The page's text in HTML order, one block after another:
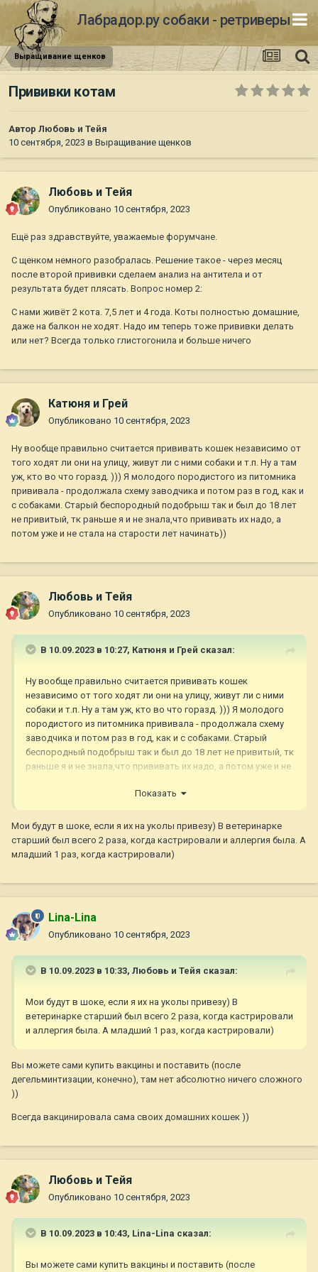
Лабрадор.ру собаки - ретриверы
Выращивание щенков
Прививки котам
Автор Любовь и Тейя
10 сентября, 2023 в Выращивание щенков
Любовь и Тейя
Опубликовано 10 сентября, 2023
Ещё раз здравствуйте, уважаемые форумчане.
С щенком немного разобралась. Решение такое - через месяц
после второй прививки сделаем анализ на антитела и от
результата будет плясать. Вопрос номер 2:
С нами живёт 2 кота. 7,5 лет и 4 года. Коты полностью домашние,
даже на балкон не ходят. Надо им теперь тоже прививки делать
или нет? Всегда только глистогонила и больше ничего
Катюня и Грей
Опубликовано 10 сентября, 2023
Ну вообще правильно считается прививать кошек независимо от
того ходят ли они на улицу, живут ли с ними собаки и т.п. Ну а там
уж, кто во что горазд. ))) Я молодого породистого из питомника
прививала - продолжала схему заводчика и потом раз в год, как и
с собаками. Старый беспородный подобрыш так и был до 18 лет
не привитый, тк раньше я и не знала,что прививать их надо, а
потом уже и не стала на старости лет начинать))
Любовь и Тейя
Опубликовано 10 сентября, 2023
В 10.09.2023 в 10:27, Катюня и Грей сказал:
Ну вообще правильно считается прививать кошек
независимо от того ходят ли они на улицу, живут ли с ними
собаки и т.п. Ну а там уж, кто во что горазд. ))) Я молодого
породистого из питомника прививала - продолжала схему
заводчика и потом раз в год, как и с собаками. Старый
беспородный подобрыш так и был до 18 лет не привитый, тк
раньше я и не знала,что прививать их надо, а потом уже и не
Показать
Мои будут в шоке, если я их на уколы привезу) В ветеринарке
старший был всего 2 раза, когда кастрировали и аллергия была. А
младший 1 раз, когда кастрировали)
Lina-Lina
Опубликовано 10 сентября, 2023
В 10.09.2023 в 10:33, Любовь и Тейя сказал:
Мои будут в шоке, если я их на уколы привезу) В
ветеринарке старший был всего 2 раза, когда кастрировали
и аллергия была. А младший 1 раз, когда кастрировали)
Вы можете сами купить вакцины и поставить (после
дегельминтизации, конечно), там нет абсолютно ничего сложного
))
Всегда вакцинировала сама своих домашних кошек ))
Любовь и Тейя
Опубликовано 10 сентября, 2023
В 10.09.2023 в 10:43, Lina-Lina сказал:
Вы можете сами купить вакцины и поставить (после